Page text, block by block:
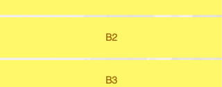
B2
B3